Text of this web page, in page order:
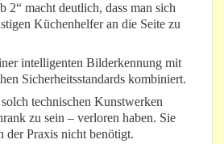
macht deutlich, dass man sich
Küchenhelfer an die Seite zu
intelligenten Bilderkennung mit
Sicherheitsstandards kombiniert.
technischen Kunstwerken
zu sein – verloren haben. Sie
der Praxis nicht benötigt.